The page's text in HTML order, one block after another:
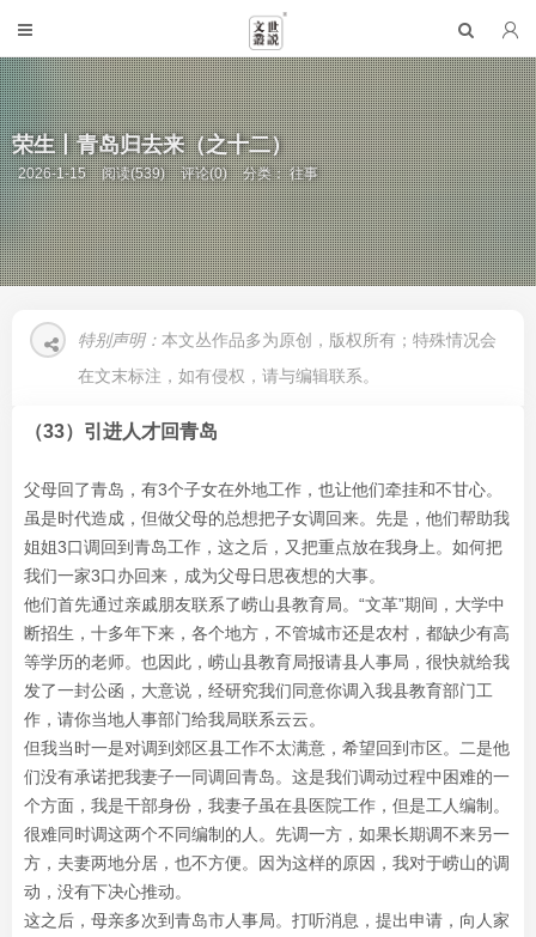
荣生丨青岛归去来（之十二）
2026-1-15 阅读(539) 评论(0) 分类：往事
特别声明： 本文丛作品多为原创，版权所有；特殊情况会
在文末标注，如有侵权，请与编辑联系。
（33）引进人才回青岛
父母回了青岛，有3个子女在外地工作，也让他们牵挂和不甘心。
虽是时代造成，但做父母的总想把子女调回来。先是，他们帮助我
姐姐3口调回到青岛工作，这之后，又把重点放在我身上。如何把
我们一家3口办回来，成为父母日思夜想的大事。
他们首先通过亲戚朋友联系了崂山县教育局。“文革”期间，大学中
断招生，十多年下来，各个地方，不管城市还是农村，都缺少有高
等学历的老师。也因此，崂山县教育局报请县人事局，很快就给我
发了一封公函，大意说，经研究我们同意你调入我县教育部门工
作，请你当地人事部门给我局联系云云。
但我当时一是对调到郊区县工作不太满意，希望回到市区。二是他
们没有承诺把我妻子一同调回青岛。这是我们调动过程中困难的一
个方面，我是干部身份，我妻子虽在县医院工作，但是工人编制。
很难同时调这两个不同编制的人。先调一方，如果长期调不来另一
方，夫妻两地分居，也不方便。因为这样的原因，我对于崂山的调
动，没有下决心推动。
这之后，母亲多次到青岛市人事局。打听消息，提出申请，向人家